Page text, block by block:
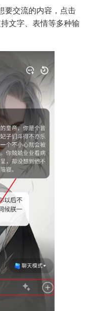
要交流的内容，点击
文字、表情等多种输